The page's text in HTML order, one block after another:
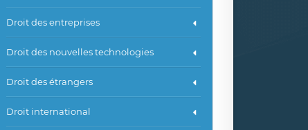
Droit des entreprises
Droit des nouvelles technologies
Droit des étrangers
Droit international